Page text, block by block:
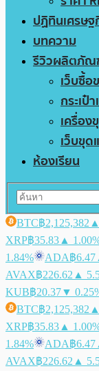
ปฏิทินเศรษ
บทความ
รีวิวผลิตภั
เว็บซื้อ
กระเป๋
เครื่อง
เว็บขุด
ห้องเรียน
BTC฿2,125,382
XRP฿35.83 ▲
1.84%
ADA฿6.47
AVAX฿226.62 ▲
KUB฿20.37▼
BTC฿2,125,382
XRP฿35.83 ▲
1.84%
ADA฿6.47
AVAX฿226.62 ▲